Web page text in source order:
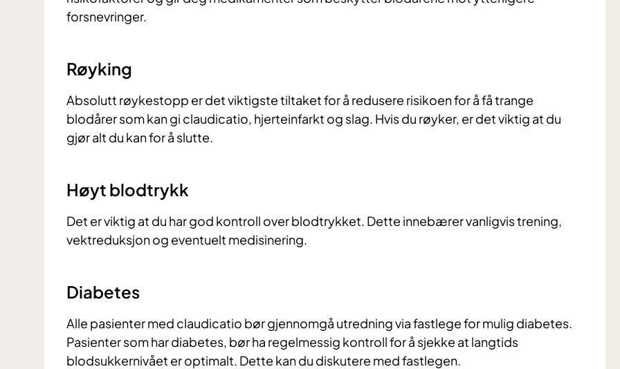
forsnevringer.
Røyking
Absolutt røykestopp er det viktigste tiltaket for å redusere risikoen for å få trange
blodårer som kan gi claudicatio, hjerteinfarkt og slag. Hvis du røyker, er det viktig at du
gjør alt du kan for å slutte.
Høyt blodtrykk
Det er viktig at du har god kontroll over blodtrykket. Dette innebærer vanligvis trening,
vektreduksjon og eventuelt medisinering.
Diabetes
Alle pasienter med claudicatio bør gjennomgå utredning via fastlege for mulig diabetes.
Pasienter som har diabetes, bør ha regelmessig kontroll for å sjekke at langtids
blodsukkernivået er optimalt. Dette kan du diskutere med fastlegen.